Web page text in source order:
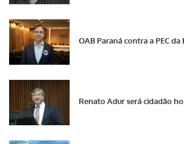
OAB Paraná contra a PEC
Renato Adur será cidadão